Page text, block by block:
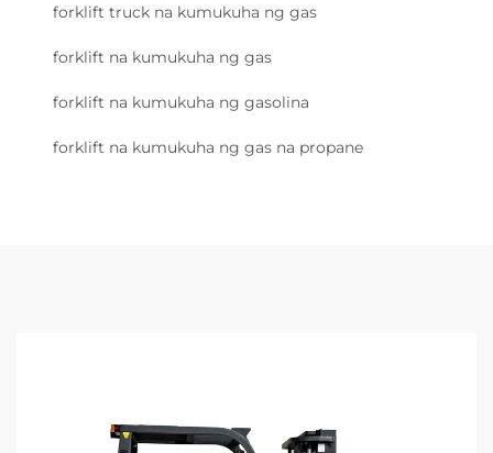
forklift truck na kumukuha ng gas
forklift na kumukuha ng gas
forklift na kumukuha ng gasolina
forklift na kumukuha ng gas na propane